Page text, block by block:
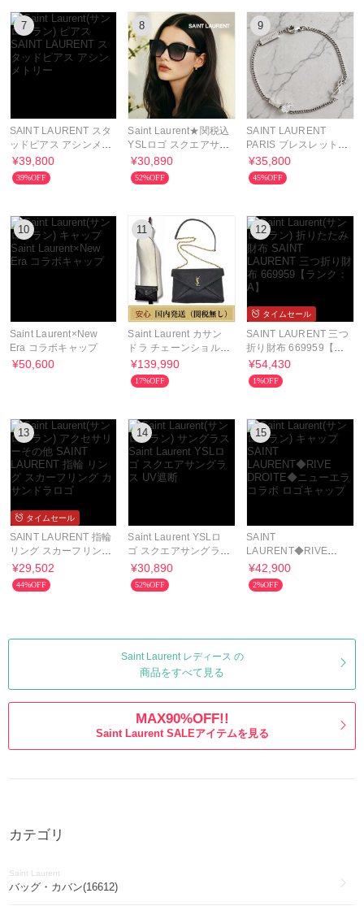
7
SAINT LAURENT スタ
ッドピアス アシンメト
リー
¥39,800
39%OFF
8
Saint Laurent★関税込
YSLロゴ スクエアサン
グラス UV遮断
¥30,890
52%OFF
9
SAINT LAURENT
PARIS ブレスレット
カサンドラ YSLロゴ
¥35,800
45%OFF
10
Saint Laurent×New
Era コラボキャップ
¥50,600
11
Saint Laurent カサン
ドラ チェーンショルダ
ーバッグ
¥139,990
17%OFF
12
タイムセール
SAINT LAURENT 三つ
折り財布 669959【ラ
ンク：A】
¥54,430
1%OFF
13
タイムセール
SAINT LAURENT 指輪
リング スカーフリング
カサンドラロゴ
¥29,502
44%OFF
14
Saint Laurent YSLロ
ゴ スクエアサングラス
UV遮断
¥30,890
52%OFF
15
SAINT
LAURENT◆RIVE
DROITE◆ニューエラ
コラボ ロゴキャップ
¥42,900
2%OFF
Saint Laurent レディース の
商品をすべて見る
MAX90%OFF!!
Saint Laurent SALEアイテムを見る
カテゴリ
Saint Laurent
バッグ・カバン(16612)